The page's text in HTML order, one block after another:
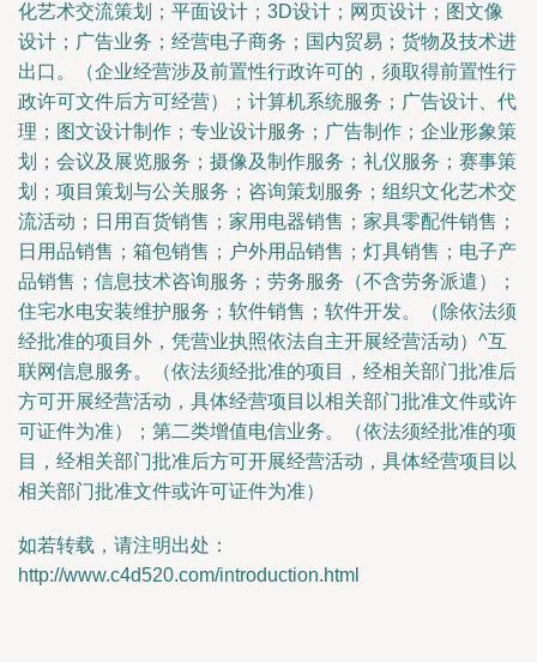
化艺术交流策划；平面设计；3D设计；网页设计；图文像
设计；广告业务；经营电子商务；国内贸易；货物及技术进
出口。（企业经营涉及前置性行政许可的，须取得前置性行
政许可文件后方可经营）；计算机系统服务；广告设计、代
理；图文设计制作；专业设计服务；广告制作；企业形象策
划；会议及展览服务；摄像及制作服务；礼仪服务；赛事策
划；项目策划与公关服务；咨询策划服务；组织文化艺术交
流活动；日用百货销售；家用电器销售；家具零配件销售；
日用品销售；箱包销售；户外用品销售；灯具销售；电子产
品销售；信息技术咨询服务；劳务服务（不含劳务派遣）；
住宅水电安装维护服务；软件销售；软件开发。（除依法须
经批准的项目外，凭营业执照依法自主开展经营活动）^互
联网信息服务。（依法须经批准的项目，经相关部门批准后
方可开展经营活动，具体经营项目以相关部门批准文件或许
可证件为准）；第二类增值电信业务。（依法须经批准的项
目，经相关部门批准后方可开展经营活动，具体经营项目以
相关部门批准文件或许可证件为准）
如若转载，请注明出处：
http://www.c4d520.com/introduction.html